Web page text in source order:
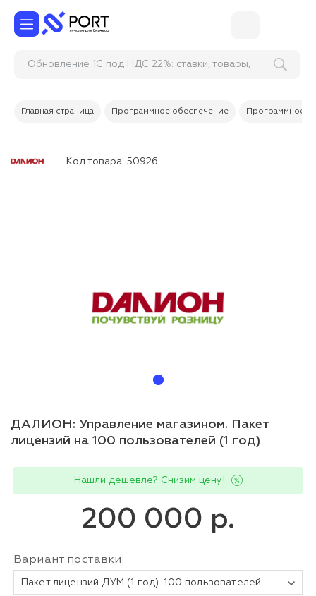
Обновление 1С под НДС 22%: ставки, товары,
Главная страница Программное обеспечение Программное
Код товара: 50926
ДАЛИОН: Управление магазином. Пакет
лицензий на 100 пользователей (1 год)
Нашли дешевле? Снизим цену!
200 000 р.
Вариант поставки:
Пакет лицензий ДУМ (1 год). 100 пользователей